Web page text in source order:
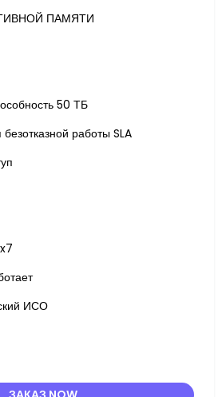
ПАМЯТИ
50 ТБ
работы SLA
ИСО